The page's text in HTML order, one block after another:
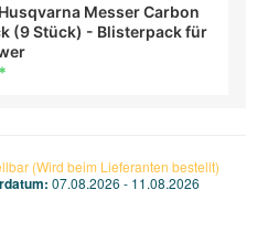
Messer Carbon
(9 Stück) - Blisterpack für
*
(Wird beim Lieferanten bestellt)
07.08.2026 - 11.08.2026